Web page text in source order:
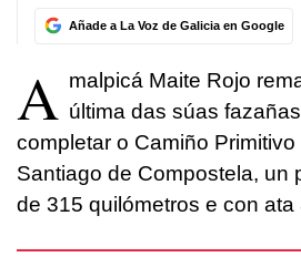
Añade a La Voz de Galicia en Google
A malpicá Maite Rojo
última das súas
completar o Camiño
Santiago de Compostela, un
de 315 quilómetros e con ata